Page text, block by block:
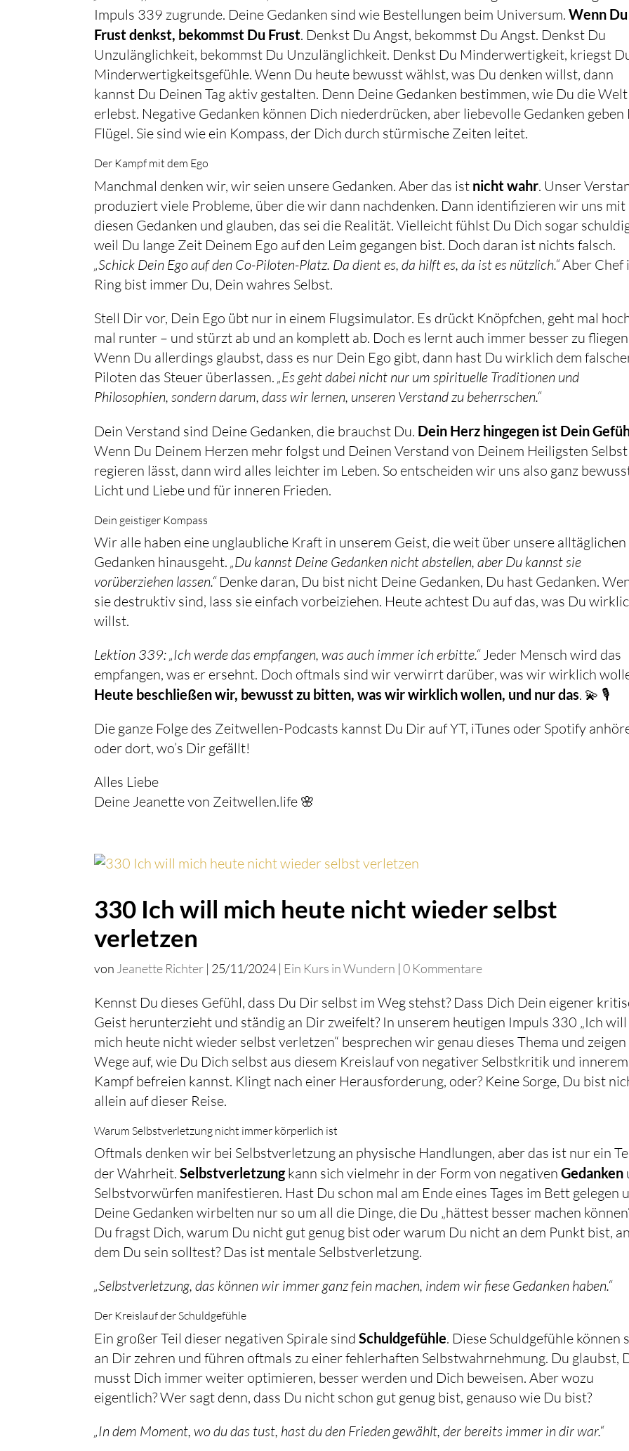
Impuls 339 zugrunde. Deine Gedanken sind wie Bestellungen beim Universum.Wenn Du
Frust denkst, bekommst Du Frust. Denkst Du Angst, bekommst Du Angst. Denkst Du
Unzulänglichkeit, bekommst Du Unzulänglichkeit. Denkst Du Minderwertigkeit, kriegst
Minderwertigkeitsgefühle. Wenn Du heute bewusst wählst, was Du denken willst, dann
kannst Du Deinen Tag aktiv gestalten. Denn Deine Gedanken bestimmen, wie Du die Welt
erlebst. Negative Gedanken können Dich niederdrücken, aber liebevolle Gedanken
Flügel. Sie sind wie ein Kompass, der Dich durch stürmische Zeiten leitet.
Der Kampf mit dem Ego
Manchmal denken wir, wir seien unsere Gedanken. Aber das ist nicht wahr. Unser
produziert viele Probleme, über die wir dann nachdenken. Dann identifizieren wir uns mit
diesen Gedanken und glauben, das sei die Realität. Vielleicht fühlst Du Dich sogar
„Schick Dein Ego auf den Co-Piloten-Platz. Da dient es, da hilft es, da ist es nützlich.“Aber Chef
Ring bist immer Du, Dein wahres Selbst.
Stell Dir vor, Dein Ego übt nur in einem Flugsimulator. Es drückt Knöpfchen, geht mal
mal runter – und stürzt ab und an komplett ab. Doch es lernt auch immer besser zu
Wenn Du allerdings glaubst, dass es nur Dein Ego gibt, dann hast Du wirklich dem
Piloten das Steuer überlassen.„Es geht dabei nicht nur um spirituelle Traditionen und
Philosophien, sondern darum, dass wir lernen, unseren Verstand zu beherrschen.“
Dein Verstand sind Deine Gedanken, die brauchst Du. Dein Herz hingegen ist Dein
Wenn Du Deinem Herzen mehr folgst und Deinen Verstand von Deinem Heiligsten Selbst
regieren lässt, dann wird alles leichter im Leben. So entscheiden wir uns also ganz
Licht und Liebe und für inneren Frieden.
Dein geistiger Kompass
Wir alle haben eine unglaubliche Kraft in unserem Geist, die weit über unsere alltäglichen
Gedanken hinausgeht.„Du kannst Deine Gedanken nicht abstellen, aber Du kannst sie
vorüberziehen lassen.“Denke daran, Du bist nicht Deine Gedanken, Du hast Gedanken.
sie destruktiv sind, lass sie einfach vorbeiziehen. Heute achtest Du auf das, was Du
willst.
Lektion 339: „Ich werde das empfangen, was auch immer ich erbitte.“Jeder Mensch wird das
Heute beschließen wir, bewusst zu bitten, was wir wirklich wollen, und nur das. 💫 🎙️
Die ganze Folge des Zeitwellen-Podcasts kannst Du Dir auf YT, iTunes oder Spotify
oder dort, wo’s Dir gefällt!
Alles Liebe
Deine Jeanette von Zeitwellen.life 🌸
330 Ich will mich heute nicht wieder selbst
verletzen
von Jeanette Richter | 25/11/2024 | Ein Kurs in Wundern |0 Kommentare
Kennst Du dieses Gefühl, dass Du Dir selbst im Weg stehst? Dass Dich Dein eigener
Geist herunterzieht und ständig an Dir zweifelt? In unserem heutigen Impuls 330 „Ich will
mich heute nicht wieder selbst verletzen“ besprechen wir genau dieses Thema und zeigen
Wege auf, wie Du Dich selbst aus diesem Kreislauf von negativer Selbstkritik und innerem
Kampf befreien kannst. Klingt nach einer Herausforderung, oder? Keine Sorge, Du bist
allein auf dieser Reise.
Warum Selbstverletzung nicht immer körperlich ist
Oftmals denken wir bei Selbstverletzung an physische Handlungen, aber das ist nur ein
der Wahrheit.Selbstverletzungkann sich vielmehr in der Form von negativenGedanken
Selbstvorwürfen manifestieren. Hast Du schon mal am Ende eines Tages im Bett gelegen
Deine Gedanken wirbelten nur so um all die Dinge, die Du „hättest besser machen
Du fragst Dich, warum Du nicht gut genug bist oder warum Du nicht an dem Punkt bist, an
dem Du sein solltest? Das ist mentale Selbstverletzung.
„Selbstverletzung, das können wir immer ganz fein machen, indem wir fiese Gedanken haben.“
Der Kreislauf der Schuldgefühle
Ein großer Teil dieser negativen Spirale sindSchuldgefühle. Diese Schuldgefühle können
an Dir zehren und führen oftmals zu einer fehlerhaften Selbstwahrnehmung. Du glaubst,
musst Dich immer weiter optimieren, besser werden und Dich beweisen. Aber wozu
eigentlich? Wer sagt denn, dass Du nicht schon gut genug bist, genauso wie Du bist?
„In dem Moment, wo du das tust, hast du den Frieden gewählt, der bereits immer in dir war.“